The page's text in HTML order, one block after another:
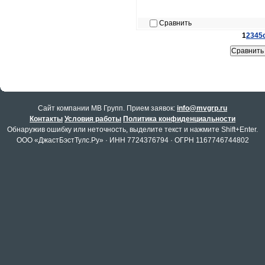
Сравнить
12345
Cайт компании МВ Групп. Прием заявок: info@mvgrp.ru
Контакты Условия работы Политика конфиденциальности
Обнаружив ошибку или неточность, выделите текст и нажмите Shift+Enter.
ООО «ДжастБэстТулс.Ру» · ИНН 7724376794 · ОГРН 1167746744802